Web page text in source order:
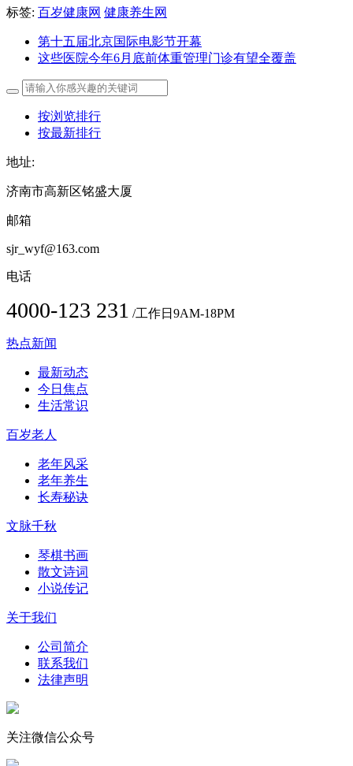
标签: 百岁健康网 健康养生网
第十五届北京国际电影节开幕
这些医院今年6月底前体重管理门诊有望全覆盖
按浏览排行
按最新排行
地址:
济南市高新区铭盛大厦
邮箱
sjr_wyf@163.com
电话
4000-123 231 /工作日9AM-18PM
热点新闻
最新动态
今日焦点
生活常识
百岁老人
老年风采
老年养生
长寿秘诀
文脉千秋
琴棋书画
散文诗词
小说传记
关于我们
公司简介
联系我们
法律声明
关注微信公众号